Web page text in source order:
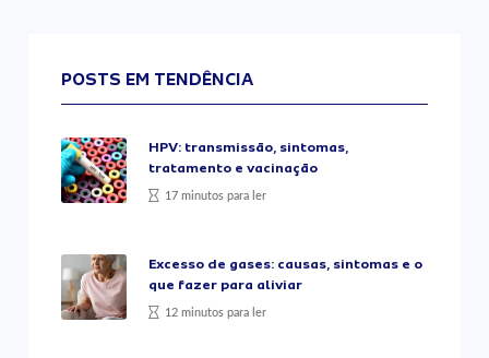
POSTS EM TENDÊNCIA
HPV: transmissão, sintomas,
tratamento e vacinação
17 minutos para ler
Excesso de gases: causas, sintomas e o
que fazer para aliviar
12 minutos para ler